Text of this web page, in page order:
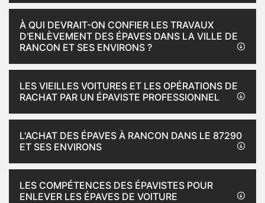
À QUI DEVRAIT-ON CONFIER LES TRAVAUX
D'ENLÈVEMENT DES ÉPAVES DANS LA VILLE DE
RANCON ET SES ENVIRONS ?
LES VIEILLES VOITURES ET LES OPÉRATIONS DE
RACHAT PAR UN ÉPAVISTE PROFESSIONNEL
L'ACHAT DES ÉPAVES À RANCON DANS LE 87290
ET SES ENVIRONS
LES COMPÉTENCES DES ÉPAVISTES POUR
ENLEVER LES ÉPAVES DE VOITURE